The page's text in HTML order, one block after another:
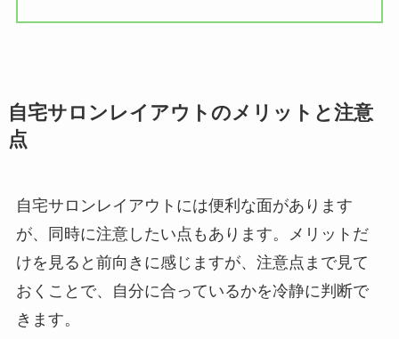
自宅サロンレイアウトのメリットと注意
点
自宅サロンレイアウトには便利な面があります
が、同時に注意したい点もあります。メリットだ
けを見ると前向きに感じますが、注意点まで見て
おくことで、自分に合っているかを冷静に判断で
きます。